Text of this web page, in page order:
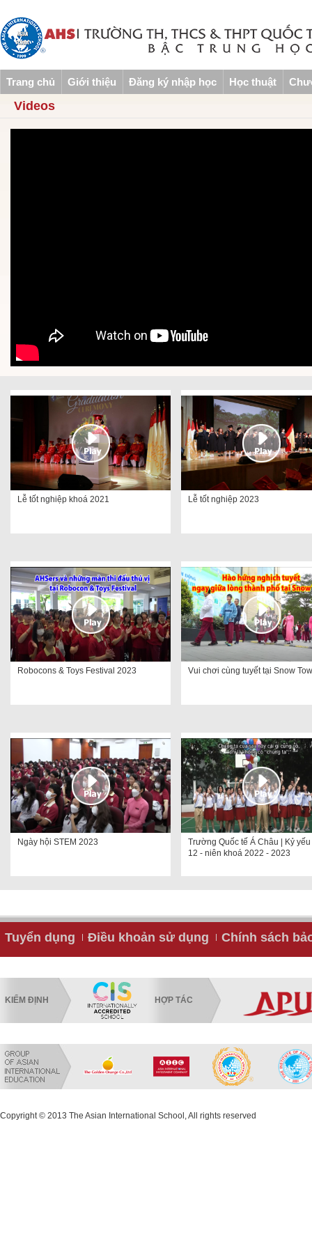
Trang chủ Giới thiệu Đăng ký nhập học Học thuật
Videos
Lễ tốt nghiệp khoá 2021 Lễ tốt nghiệp 2023
Robocons & Toys Festival 2023 Vui chơi cùng tuyết tại Snow
Ngày hội STEM 2023
Trường Quốc tế Á Châu | Kỷ
12 - niên khoá 2022 - 2023
Tuyển dụng Điều khoản sử dụng Chính sách
KIỂM ĐỊNH HỢP TÁC
Copyright © 2013 The Asian International School, All rights reserved